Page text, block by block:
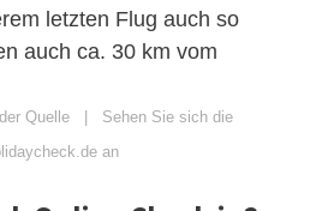
letzten Flug auch so
auch ca. 30 km vom
Quelle | Sehen Sie sich die
an